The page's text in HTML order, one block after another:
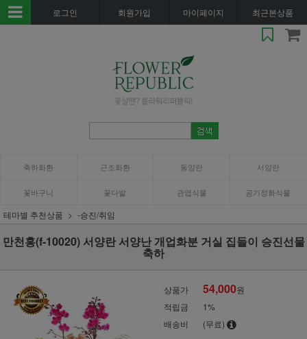
로그인 회원가입 마이페이지 최근본상품
축하화환 근조화환 동양란 서양란
꽃바구니 꽃다발 관엽식물 공기정화식물
테마별 추천상품 -승진/취임
만천홍(f-10020) 서양란 서양난 개업화분 거실 집들이 승진선물
축하
상품가 54,000원
적립금
1%
배송비
(무료)